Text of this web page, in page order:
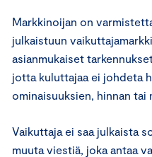
Markkinoijan on
julkaistuun
asianmukaiset
jotta kuluttajaa ei johdeta
ominaisuuksien, hinnan tai
Vaikuttaja ei saa julkaista
muuta viestiä, joka antaa